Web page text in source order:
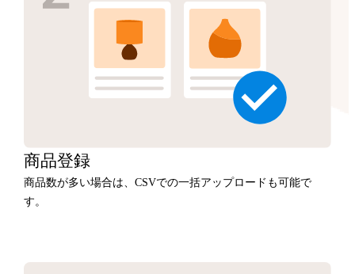
商品登録
商品数が多い場合は、CSVでの一括アップロードも可能で
す。